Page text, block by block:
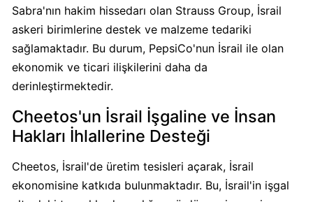
Boykot
mu?
Knorr
Kimin
Kim?
KFC
Boykot
mu?
Sabra'nın hakim hissedarı olan Strauss Group, İsrail
askeri birimlerine destek ve malzeme tedariki
sağlamaktadır. Bu durum, PepsiCo'nun İsrail ile olan
ekonomik ve ticari ilişkilerini daha da
derinleştirmektedir.
Cheetos'un İsrail İşgaline ve İnsan
Hakları İhlallerine Desteği
Cheetos, İsrail'de üretim tesisleri açarak, İsrail
ekonomisine katkıda bulunmaktadır. Bu, İsrail'in işgal